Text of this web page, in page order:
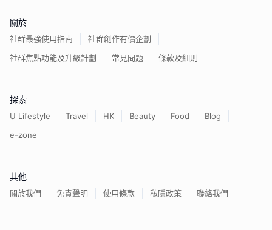
關於
社群最強使用指南
社群創作有價企劃
社群焦點功能及升級計劃
常見問題 條款及細則
探索
U Lifestyle Travel HK Beauty Food
Blog
e-zone
其他
關於我們 免責聲明 使用條款 私隱政策 聯絡我們